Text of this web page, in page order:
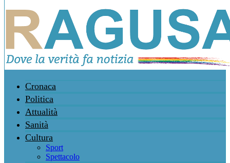
Cronaca
Politica
Attualità
Sanità
Cultura
Sport
Spettacolo